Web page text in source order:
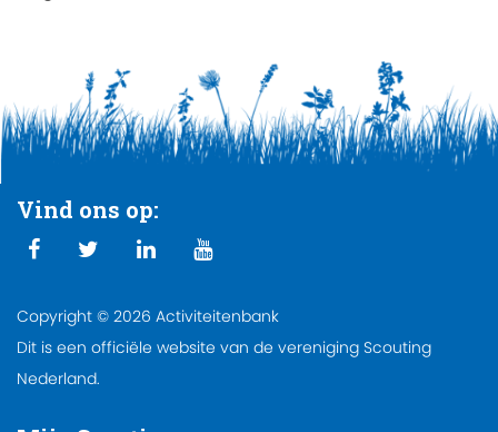
Vind ons op:
Copyright © 2026 Activiteitenbank
Dit is een officiële website van de vereniging Scouting
Nederland.